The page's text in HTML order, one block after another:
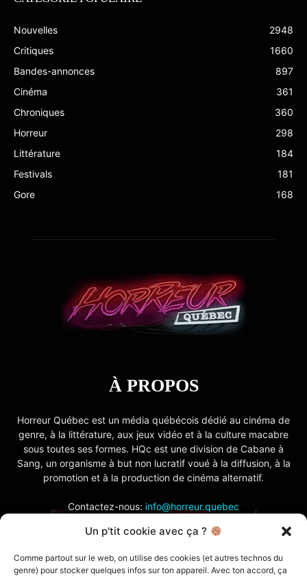
Un p'tit cookie avec ça ?
Comme partout sur le web, on utilise des cookies (et autres technos du
genre) pour stocker quelques infos sur ton appareil. Avec ton accord, ça
Nouvelles
2948
Critiques
1660
Bandes-annonces
897
Cinéma
361
Chroniques
360
Horreur
298
Littérature
184
Festivals
181
Gore
168
À PROPOS
Horreur Québec est un média québécois dédié au cinéma de
genre, à la littérature, aux jeux vidéo et à la culture macabre
sous toutes ses formes. HQc est une division de Cabane à
Sang, un organisme à but non lucratif voué à la diffusion, à la
promotion et à la production de cinéma alternatif.
Contactez-nous: info@horreur.quebec
SUIVEZ NOUS